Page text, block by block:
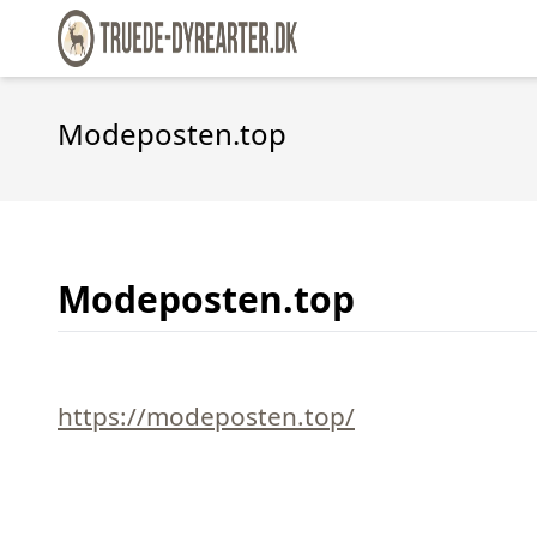
Modeposten.top
Modeposten.top
https://modeposten.top/